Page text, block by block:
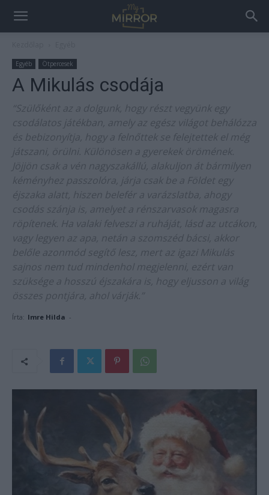
Egyéb Ötpercesek
A Mikulás csodája
“Szülőként az a dolgunk, hogy részt vegyünk egy
csodálatos játékban, amely az egész világot behálózza
és bebizonyítja, hogy a felnőttek se felejtettek el még
játszani, örülni. Különösen a gyerekek örömének.
Jöjjön csak a vén nagyszakállú, alakuljon át bármilyen
kéményhez passzolóra, járja csak be a Földet egy
éjszaka alatt, hiszen belefér a varázslatba, ahogy
csodás szánja is, amelyet a rénszarvasok magasra
röpítenek. Ha valaki felveszi a ruháját, lásd az utcákon,
vagy legyen az apa, netán a szomszéd bácsi, akkor
belőle azonmód segítő lesz, mert az igazi Mikulás
sajnos nem tud mindenhol megjelenni, ezért van
szüksége a hosszú éjszakára is, hogy eljusson a világ
összes pontjára, ahol várják.”
Írta: Imre Hilda -